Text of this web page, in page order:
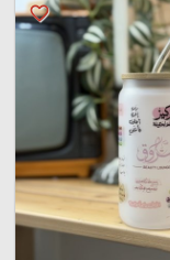
favorite_border